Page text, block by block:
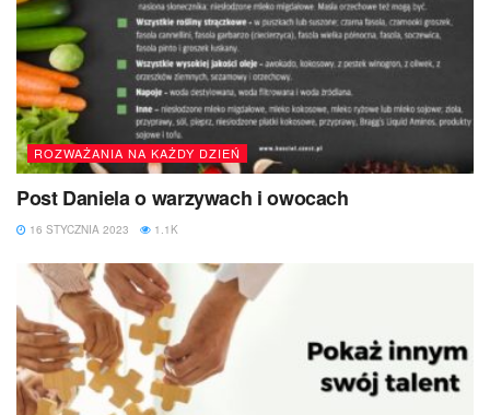
ROZWAŻANIA NA KAŻDY DZIEŃ
Post Daniela o warzywach i owocach
16 STYCZNIA 2023 1.1K